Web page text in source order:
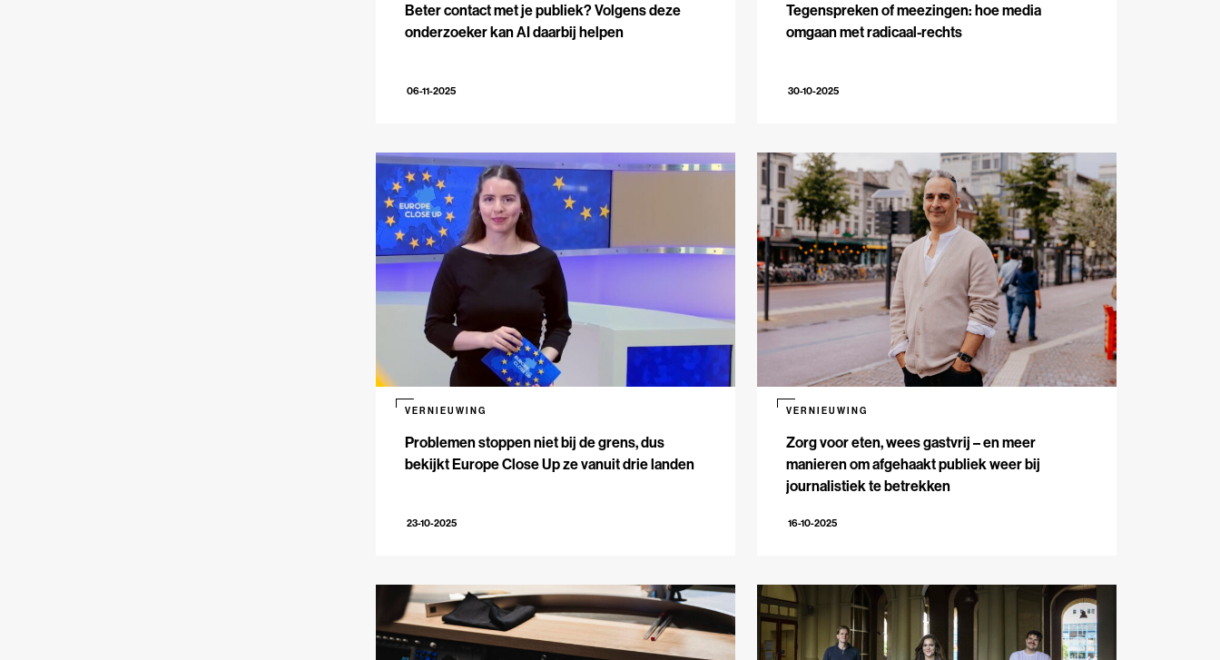
Beter contact met je publiek? Volgens deze
onderzoeker kan AI daarbij helpen
06-11-2025
Tegenspreken of meezingen: hoe media
omgaan met radicaal-rechts
30-10-2025
Problemen stoppen niet bij de grens, dus
bekijkt Europe Close Up ze vanuit drie landen
VERNIEUWING
23-10-2025
Zorg voor eten, wees gastvrij – en meer
manieren om afgehaakt publiek weer bij
journalistiek te betrekken
VERNIEUWING
16-10-2025